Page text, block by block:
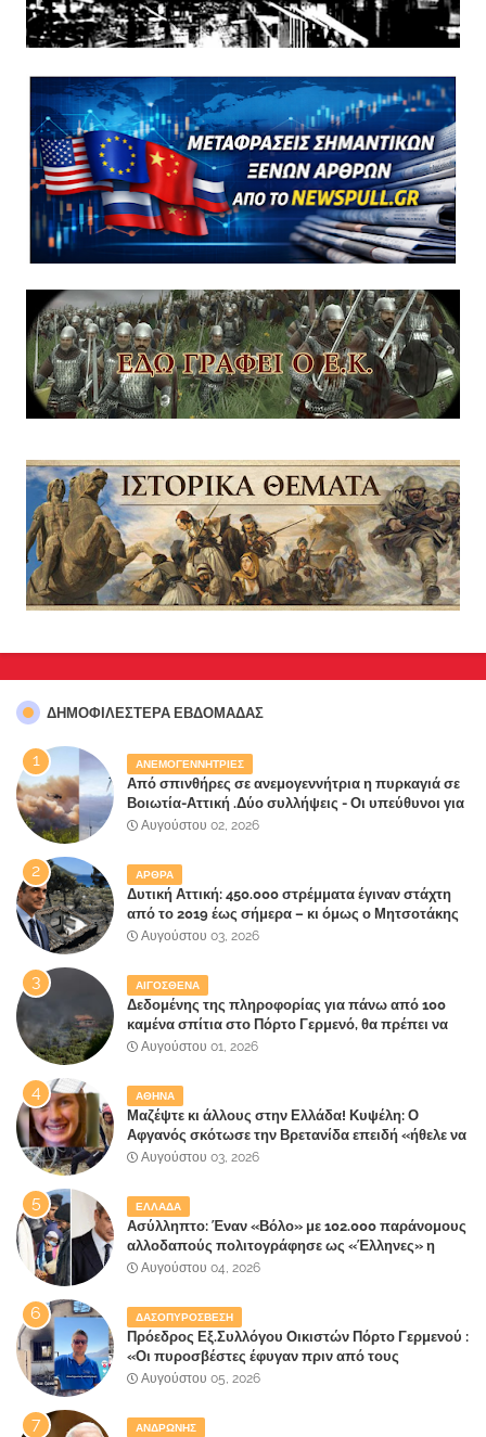
ΔΗΜΟΦΙΛΈΣΤΕΡΑ ΕΒΔΟΜΆΔΑΣ
ΑΝΕΜΟΓΕΝΝΗΤΡΙΕΣ
Από σπινθήρες σε ανεμογεννήτρια η πυρκαγιά σε
Βοιωτία-Αττική .Δύο συλλήψεις - Οι υπεύθυνοι για
την λάθος διαχείριση της κατάσβεσης θα
Αυγούστου 02, 2026
ΑΡΘΡΑ
Δυτική Αττική: 450.000 στρέμματα έγιναν στάχτη
από το 2019 έως σήμερα – κι όμως ο Μητσοτάκης
έλαβε 40% και 45% στις εκλογές του 2023,ενώ 50%
Αυγούστου 03, 2026
ΑΙΓΟΣΘΕΝΑ
Δεδομένης της πληροφορίας για πάνω από 100
καμένα σπίτια στο Πόρτο Γερμενό, θα πρέπει να
αναζητηθούν ευθύνες για την ολοσχερή
επίγειου παραδείσου της Αττικής
Αυγούστου 01, 2026
ΑΘΗΝΑ
Μαζέψτε κι άλλους στην Ελλάδα! Κυψέλη: Ο
Αφγανός σκότωσε την Βρετανίδα επειδή «ήθελε να
κάνει τη σύντροφό του χριστιανή»
Αυγούστου 03, 2026
ΕΛΛΑΔΑ
Ασύλληπτο: Έναν «Βόλο» με 102.000 παράνομους
αλλοδαπούς πολιτογράφησε ως «Έλληνες» η
κυβέρνηση!
Αυγούστου 04, 2026
ΔΑΣΟΠΥΡΟΣΒΕΣΗ
Πρόεδρος Εξ.Συλλόγου Οικιστών Πόρτο Γερμενού :
«Οι πυροσβέστες έφυγαν πριν από τους
κατοίκους»
Αυγούστου 05, 2026
ΑΝΔΡΩΝΗΣ